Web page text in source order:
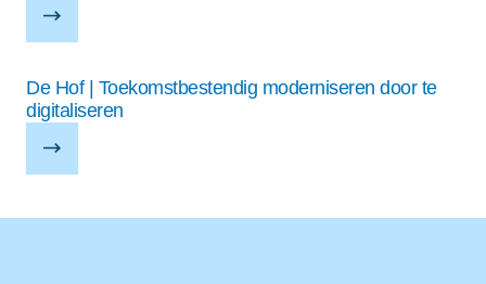
De Hof | Toekomstbestendig moderniseren door te
digitaliseren